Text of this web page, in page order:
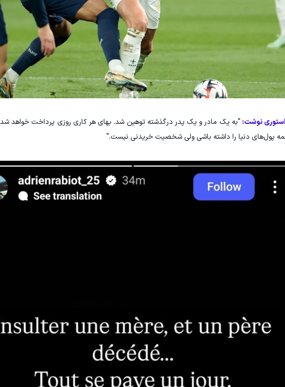
استوری نوشت: "به یک مادر و یک پدر ‏درگذشته توهین شد. بهای هر کاری روزی پرداخت خواهد
پول‌های دنیا را ‏داشته باشی ولی شخصیت خریدنی نیست."